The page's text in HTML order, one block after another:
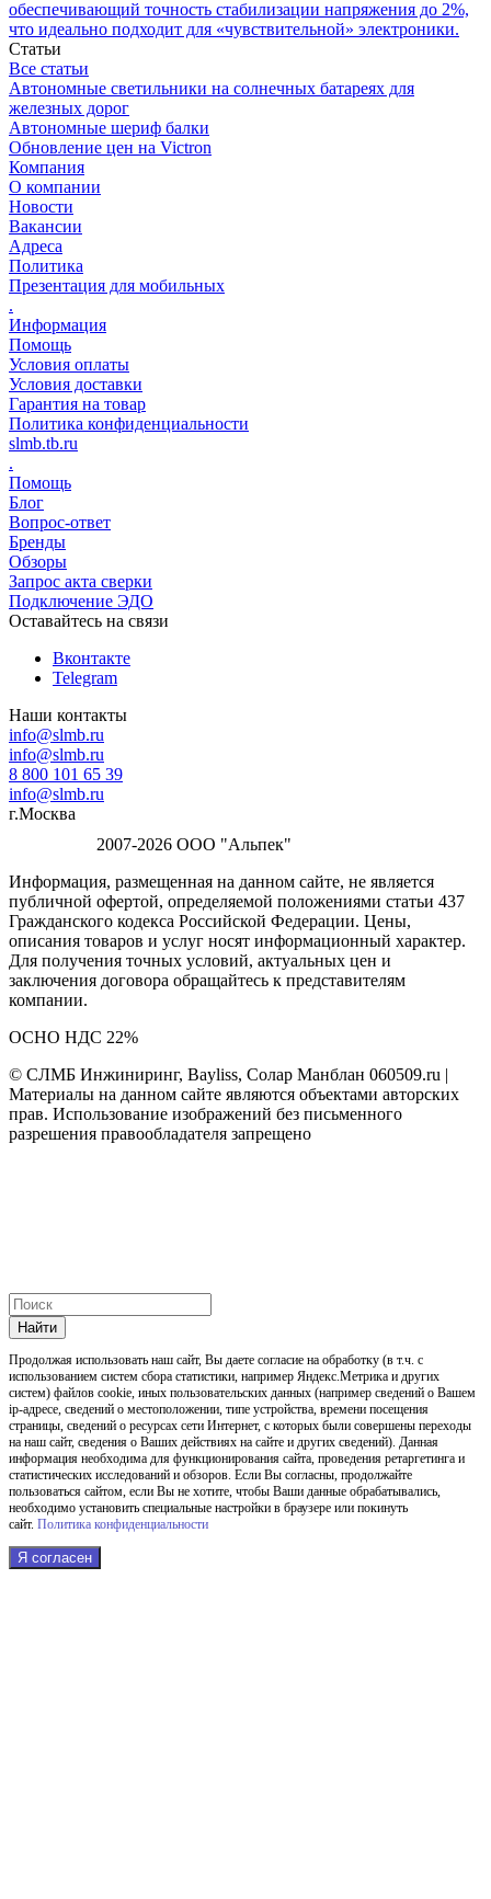
обеспечивающий точность стабилизации напряжения до 2%,
что идеально подходит для «чувствительной» электроники.
Статьи
Все статьи
Автономные светильники на солнечных батареях для
железных дорог
Автономные шериф балки
Обновление цен на Victron
Компания
О компании
Новости
Вакансии
Адреса
Политика
Презентация для мобильных
.
Информация
Помощь
Условия оплаты
Условия доставки
Гарантия на товар
Политика конфиденциальности
slmb.tb.ru
.
Помощь
Блог
Вопрос-ответ
Бренды
Обзоры
Запрос акта сверки
Подключение ЭДО
Оставайтесь на связи
Вконтакте
Telegram
Наши контакты
info@slmb.ru
info@slmb.ru
8 800 101 65 39
info@slmb.ru
г.Москва
2007-2026 ООО "Альпек"
Информация, размещенная на данном сайте, не является
публичной офертой, определяемой положениями статьи 437
Гражданского кодекса Российской Федерации. Цены,
описания товаров и услуг носят информационный характер.
Для получения точных условий, актуальных цен и
заключения договора обращайтесь к представителям
компании.
ОСНО НДС 22%
© СЛМБ Инжиниринг, Bayliss, Солар Манблан 060509.ru |
Материалы на данном сайте являются объектами авторских
прав. Использование изображений без письменного
разрешения правообладателя запрещено
Найти
Продолжая использовать наш cайт, Вы даете согласие на обработку (в т.ч. с
использованием систем сбора статистики, например Яндекс.Метрика и других
систем) файлов cookie, иных пользовательских данных (например сведений о Вашем
ip-адресе, сведений о местоположении, типе устройства, времени посещения
страницы, сведений о ресурсах сети Интернет, с которых были совершены переходы
на наш сайт, сведения о Ваших действиях на сайте и других сведений). Данная
информация необходима для функционирования сайта, проведения ретаргетинга и
статистических исследований и обзоров. Если Вы согласны, продолжайте
пользоваться сайтом, если Вы не хотите, чтобы Ваши данные обрабатывались,
необходимо установить специальные настройки в браузере или покинуть
сайт. Политика конфиденциальности
Я согласен